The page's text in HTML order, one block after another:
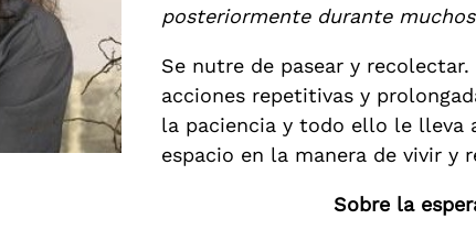
posteriormente durante
Se nutre de pasear y
acciones repetitivas y
la paciencia y todo ello le lleva
espacio en la manera de vivir y
Sobre la